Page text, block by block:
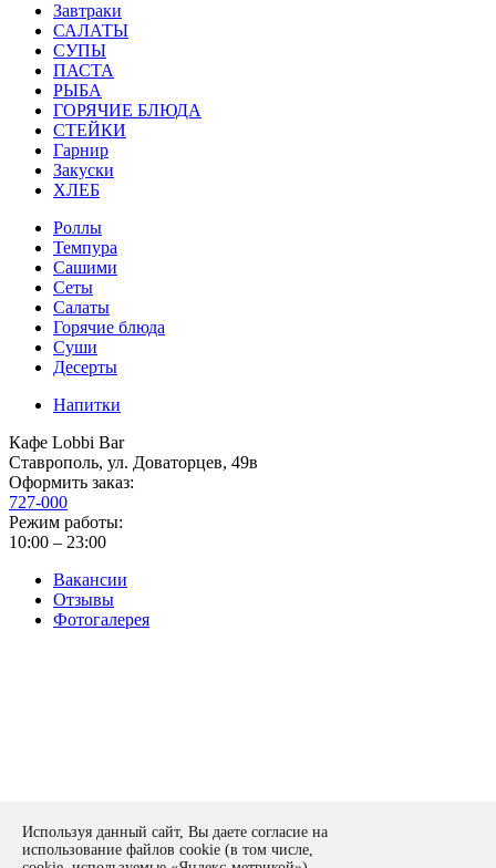
Завтраки
САЛАТЫ
СУПЫ
ПАСТА
РЫБА
ГОРЯЧИЕ БЛЮДА
СТЕЙКИ
Гарнир
Закуски
ХЛЕБ
Роллы
Темпура
Сашими
Сеты
Салаты
Горячие блюда
Суши
Десерты
Напитки
Кафе Lobbi Bar
Ставрополь, ул. Доваторцев, 49в
Оформить заказ:
727-000
Режим работы:
10:00 – 23:00
Вакансии
Отзывы
Фотогалерея
Политика конфиденциальности
Оставить заявку
Используя данный сайт, Вы даете согласие на
использование файлов cookie (в том числе,